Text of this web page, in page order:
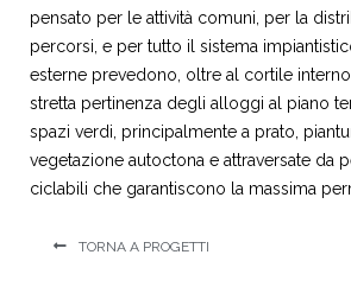
pensato per le attività comuni, per la
percorsi, e per tutto il sistema
esterne prevedono, oltre al cortile
stretta pertinenza degli alloggi al piano
spazi verdi, principalmente a prato,
vegetazione autoctona e attraversate da
ciclabili che garantiscono la massima
TORNA A PROGETTI